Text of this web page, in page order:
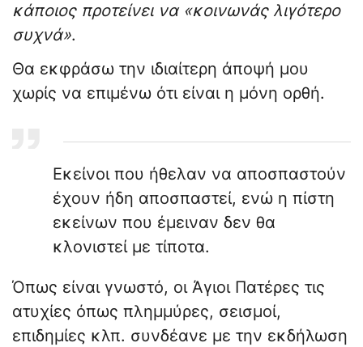
κάποιος προτείνει να «κοινωνάς λιγότερο
συχνά».
Θα εκφράσω την ιδιαίτερη άποψή μου
χωρίς να επιμένω ότι είναι η μόνη ορθή.
Εκείνοι που ήθελαν να αποσπαστούν
έχουν ήδη αποσπαστεί, ενώ η πίστη
εκείνων που έμειναν δεν θα
κλονιστεί με τίποτα.
Όπως είναι γνωστό, οι Άγιοι Πατέρες τις
ατυχίες όπως πλημμύρες, σεισμοί,
επιδημίες κλπ. συνδέανε με την εκδήλωση